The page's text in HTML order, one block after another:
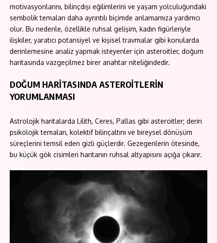
motivasyonlarını, bilinçdışı eğilimlerini ve yaşam yolculuğundaki
sembolik temaları daha ayrıntılı biçimde anlamamıza yardımcı
olur. Bu nedenle, özellikle ruhsal gelişim, kadın figürleriyle
ilişkiler, yaratıcı potansiyel ve kişisel travmalar gibi konularda
derinlemesine analiz yapmak isteyenler için asteroitler, doğum
haritasında vazgeçilmez birer anahtar niteliğindedir.
DOĞUM HARİTASINDA ASTEROİTLERİN
YORUMLANMASI
Astrolojik haritalarda Lilith, Ceres, Pallas gibi asteroitler; derin
psikolojik temaları, kolektif bilinçaltını ve bireysel dönüşüm
süreçlerini temsil eden gizli güçlerdir. Gezegenlerin ötesinde,
bu küçük gök cisimleri haritanın ruhsal altyapısını açığa çıkarır.